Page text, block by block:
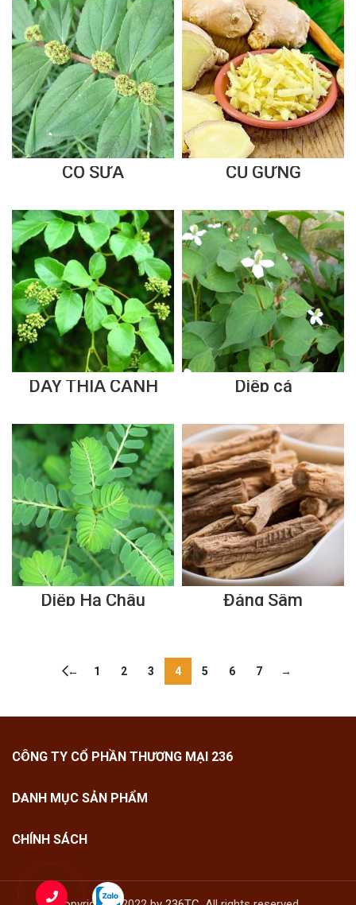
CỎ SỮA CỦ GỪNG
DÂY THÌA CANH Diếp cá
Diệp Hạ Châu Đảng Sâm
← 1 2 3 4 5 6 7 →
CÔNG TY CỔ PHẦN THƯƠNG MẠI 236
DANH MỤC SẢN PHẨM
CHÍNH SÁCH